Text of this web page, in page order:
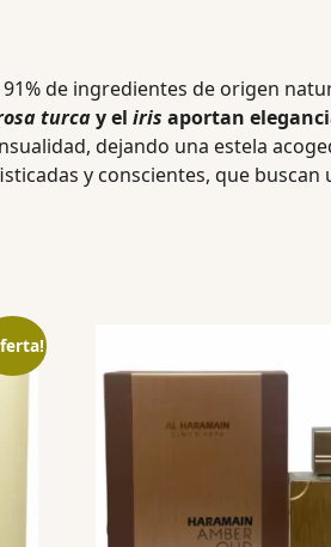
de ingredientes de origen
turcay el iris aportan
dejando una estela
y conscientes, que buscan